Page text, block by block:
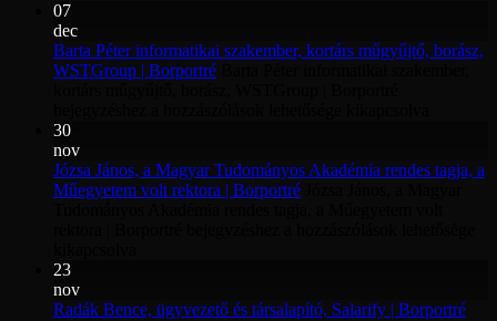
07
dec
Barta Péter informatikai szakember, kortárs műgyűjtő, borász,
WSTGroup | Borportré
30
nov
Józsa János, a Magyar Tudományos Akadémia rendes tagja, a
Műegyetem volt rektora | Borportré
23
nov
Radák Bence, ügyvezető és társalapító, Salarify | Borportré